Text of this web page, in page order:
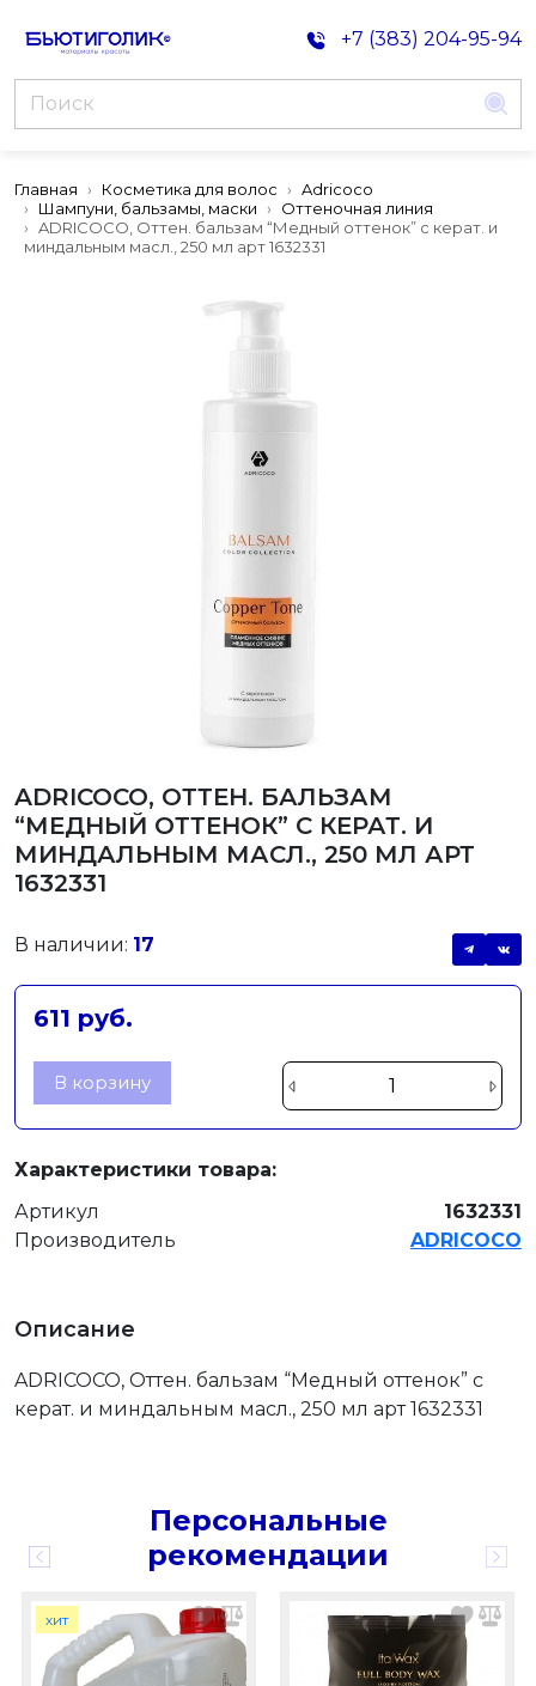
+7 (383) 204-95-94
Главная Косметика для волос
Adricoco
Шампуни, бальзамы, маски
Оттеночная линия
ADRICOCO, Оттен. бальзам “Медный оттенок” с керат. и
миндальным масл., 250 мл арт 1632331
ADRICOCO, ОТТЕН. БАЛЬЗАМ
“МЕДНЫЙ ОТТЕНОК” С КЕРАТ. И
МИНДАЛЬНЫМ МАСЛ., 250 МЛ АРТ
1632331
В наличии: 17
611 руб.
В корзину
Характеристики товара:
Артикул
1632331
Производитель
ADRICOCO
Описание
ADRICOCO, Оттен. бальзам “Медный оттенок” с
керат. и миндальным масл., 250 мл арт 1632331
Персональные
рекомендации
хит